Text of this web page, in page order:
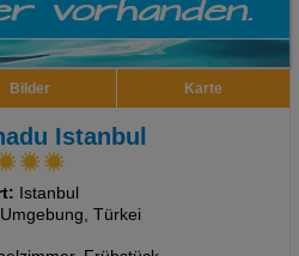
Bilder Karte
Istanbul
Istanbul
Türkei